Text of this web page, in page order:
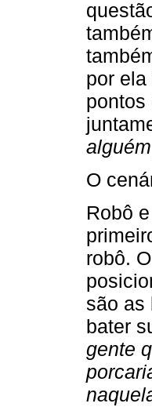
por ela
pontos
O
Robô
robô.
são as
bater
gente